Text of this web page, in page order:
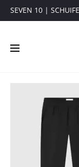
SEVEN 10 |